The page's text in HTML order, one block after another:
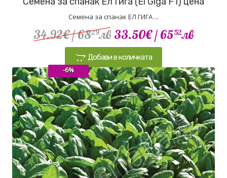
Семена за спанак ЕЛ ГИГА ...
34.92€/ 6829лв 33.50€/ 6552лв
Добави в количката
-6%